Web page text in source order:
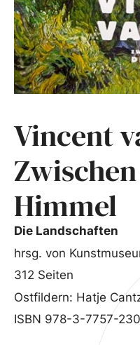
Vincent
Himmel
Die Landschaften
hrsg. von
312 Seiten
Ostfildern: Hatje
ISBN 978-3-7757-